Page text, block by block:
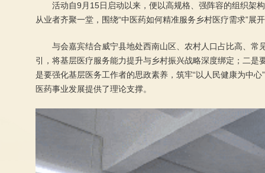
活动自9月15日启动以来，便以高规格、强阵容的组织架
从业者齐聚一堂，围绕“中医药如何精准服务乡村医疗需求”展
与会嘉宾结合威宁县地处西南山区、农村人口占比高、
引，将基层医疗服务能力提升与乡村振兴战略深度绑定；二是
是要强化基层医务工作者的思政素养，筑牢“以人民健康为中
医药事业发展提供了理论支撑。